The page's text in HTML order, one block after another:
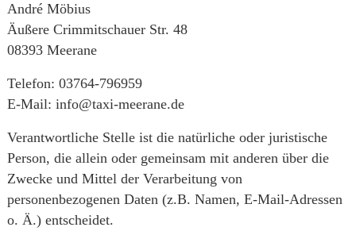
André Möbius
Äußere Crimmitschauer Str. 48
08393 Meerane
Telefon: 03764-796959
E-Mail: info@taxi-meerane.de
Verantwortliche Stelle ist die natürliche oder juristische
Person, die allein oder gemeinsam mit anderen über die
Zwecke und Mittel der Verarbeitung von
personenbezogenen Daten (z.B. Namen, E-Mail-Adressen
o. Ä.) entscheidet.